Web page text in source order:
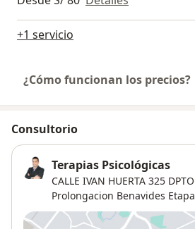
+1 servicio
¿Cómo funcionan los precios?
Consultorio
Terapias Psicológicas
CALLE IVAN HUERTA 325
Prolongacion Benavides